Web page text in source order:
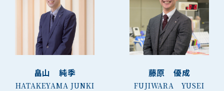
畠山 純季
HATAKEYAMA JUNKI
藤原 優成
FUJIWARA YUSEI